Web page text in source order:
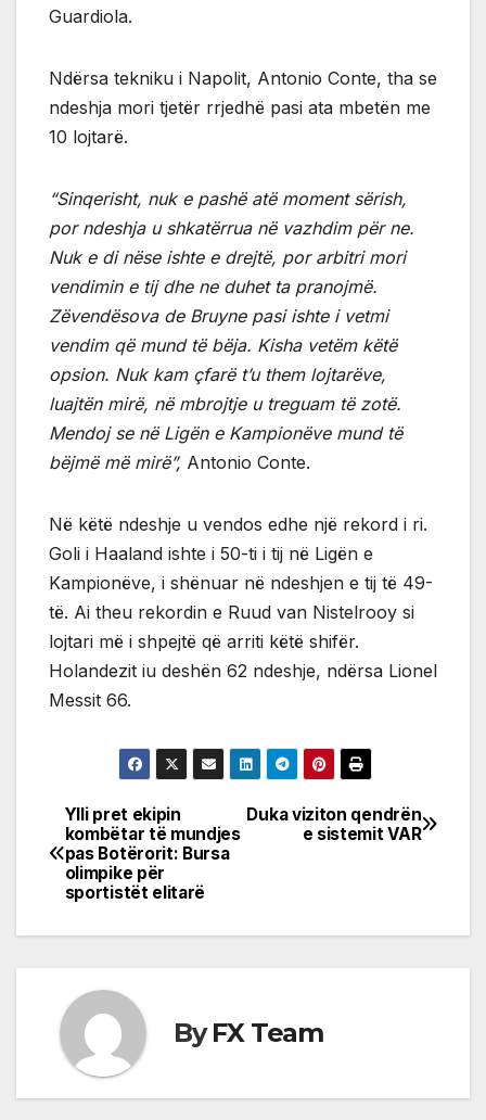
Guardiola.
Ndërsa tekniku i Napolit, Antonio Conte, tha se
ndeshja mori tjetër rrjedhë pasi ata mbetën me
10 lojtarë.
“Sinqerisht, nuk e pashë atë moment sërish,
por ndeshja u shkatërrua në vazhdim për ne.
Nuk e di nëse ishte e drejtë, por arbitri mori
vendimin e tij dhe ne duhet ta pranojmë.
Zëvendësova de Bruyne pasi ishte i vetmi
vendim që mund të bëja. Kisha vetëm këtë
opsion. Nuk kam çfarë t’u them lojtarëve,
luajtën mirë, në mbrojtje u treguam të zotë.
Mendoj se në Ligën e Kampionëve mund të
bëjmë më mirë”, Antonio Conte.
Në këtë ndeshje u vendos edhe një rekord i ri.
Goli i Haaland ishte i 50-ti i tij në Ligën e
Kampionëve, i shënuar në ndeshjen e tij të 49-
të. Ai theu rekordin e Ruud van Nistelrooy si
lojtari më i shpejtë që arriti këtë shifër.
Holandezit iu deshën 62 ndeshje, ndërsa Lionel
Messit 66.
Post
navigation
Duka viziton qendrën
e sistemit VAR
Ylli pret ekipin
kombëtar të mundjes
pas Botërorit: Bursa
olimpike për
sportistët elitarë
ByFX Team